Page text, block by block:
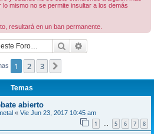
mismo no se permite insultar a los demás
resultará en un ban permanente.
Buscar
1 2 3
Temas
abierto
« Vie Jun 23, 2017 10:45 am
1 … 5 6 7 8